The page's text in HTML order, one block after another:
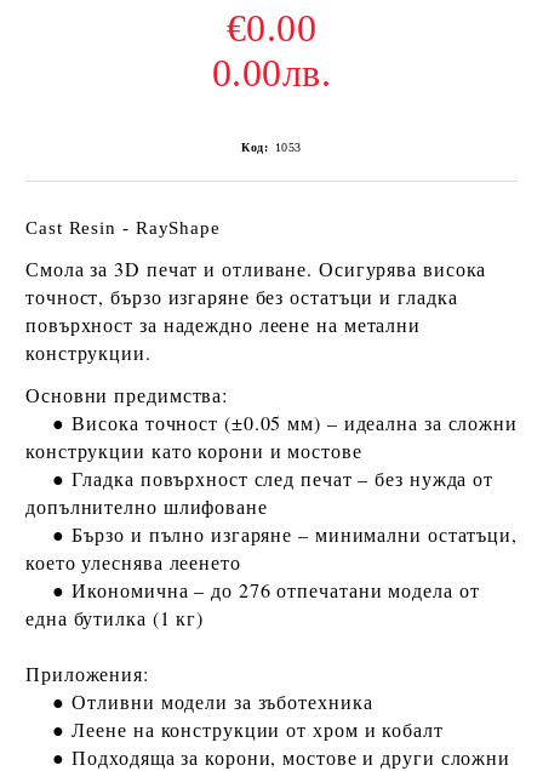
€0.00
0.00лв.
Код: 1053
Cast Resin - RayShape
Смола за 3D печат и отливане. Осигурява висока
точност, бързо изгаряне без остатъци и гладка
повърхност за надеждно леене на метални
конструкции.
Основни предимства:
●Висока точност (±0.05 мм) – идеална за сложни
конструкции като корони и мостове
● Гладка повърхност след печат – без нужда от
допълнително шлифоване
● Бързо и пълно изгаряне – минимални остатъци,
което улеснява леенето
● Икономична – до 276 отпечатани модела от
една бутилка (1 кг)
Приложения:
● Отливни модели за зъботехника
● Леене на конструкции отхром икобалт
● Подходяща за корони, мостове и други сложни